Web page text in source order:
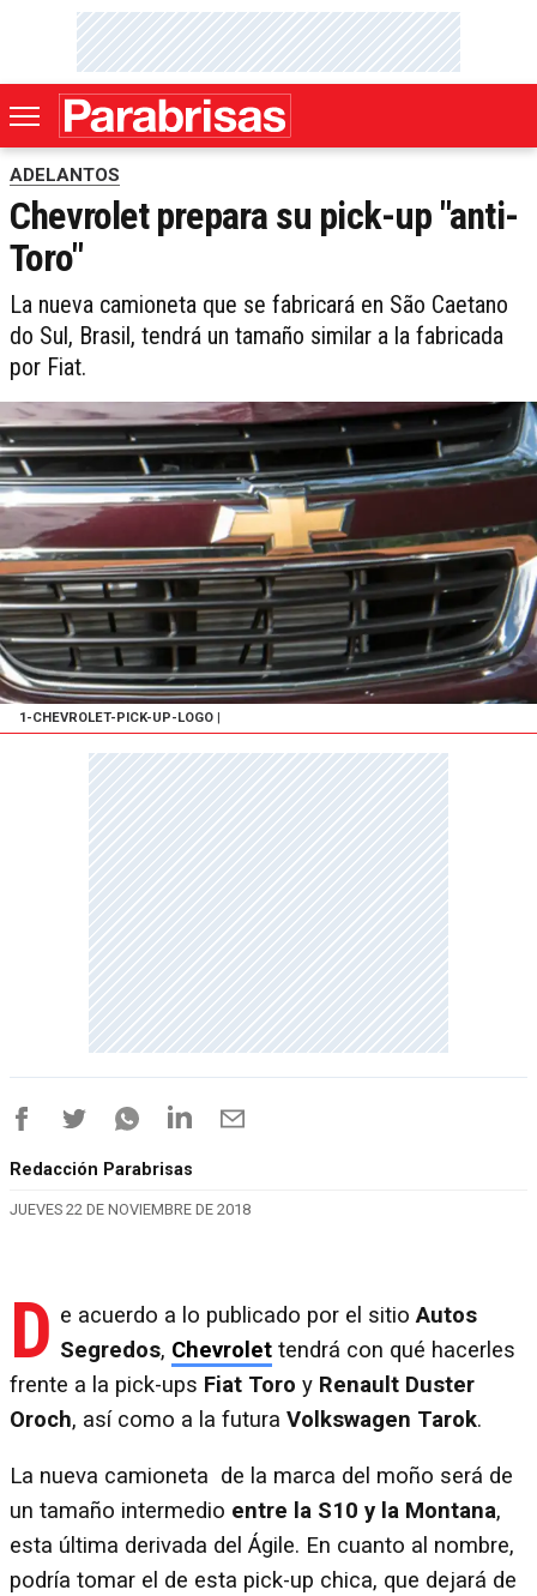
ADELANTOS
Chevrolet prepara su pick-up "anti-
Toro"
La nueva camioneta que se fabricará en São Caetano
do Sul, Brasil, tendrá un tamaño similar a la fabricada
por Fiat.
1-CHEVROLET-PICK-UP-LOGO
Redacción Parabrisas
JUEVES 22 DE NOVIEMBRE DE 2018
D e acuerdo a lo publicado por el sitioAutos
Segredos, Chevrolet tendrá con qué hacerles
frente a la pick-ups Fiat Toro y Renault Duster
Oroch, así como a la futura Volkswagen Tarok.
La nueva camioneta de la marca del moño será de
un tamaño intermedio entre la S10 y la Montana,
esta última derivada del Ágile. En cuanto al nombre,
podría tomar el de esta pick-up chica, que dejará de